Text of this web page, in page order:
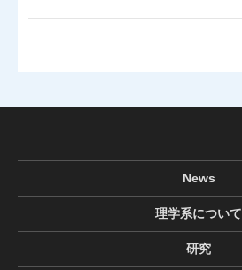
News
理学系について
研究